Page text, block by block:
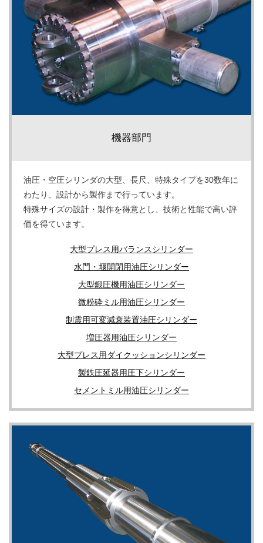
機器部門
油圧・空圧シリンダの大型、長尺、特殊タイプを30数年に
わたり、設計から製作まで行っています。
特殊サイズの設計・製作を得意とし、技術と性能で高い評
価を得ています。
大型プレス用バランスシリンダー
水門・堰開閉用油圧シリンダー
大型鍛圧機用油圧シリンダー
微粉砕ミル用油圧シリンダー
制震用可変減衰装置油圧シリンダー
増圧器用油圧シリンダー
大型プレス用 ダイクッションシリンダー
製鉄圧延器用圧下シリンダー
セメントミル用油圧シリンダー